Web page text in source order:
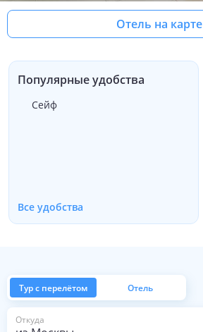
Отель на карте
Популярные удобства
Сейф
Все удобства
Тур с перелётом Отель
Откуда
из Москвы